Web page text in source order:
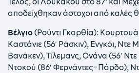
αποδείχθηκαν άστοχοι από καλές
Βέλγιο (Ρούντι Γκαρθία):
Καστάνιε (56′ Ράσκιν), Ενγκόι, Ντε
Βανάκεν), Τίλεμανς, Ονάνα (56′
Ντοκού (86′ Φερνάντες-Πάρδο),